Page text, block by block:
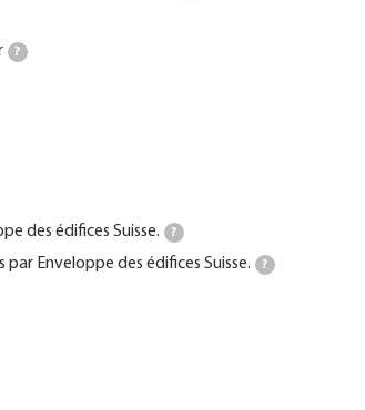
?
des édifices Suisse.
?
Enveloppe des édifices Suisse. ?